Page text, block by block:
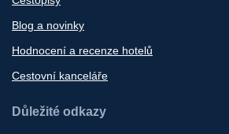
Blog a novinky
Hodnocení a recenze hotelů
Cestovní kanceláře
Důležité odkazy